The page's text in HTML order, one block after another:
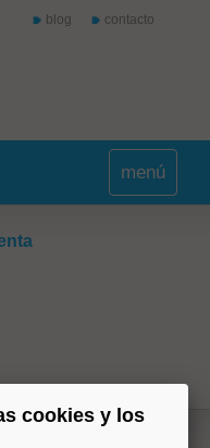
blog contacto
menú
cookies y los